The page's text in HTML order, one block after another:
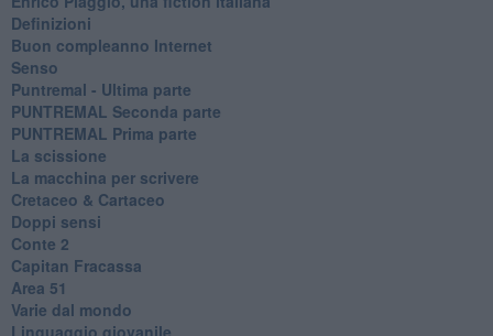
Definizioni
​Buon compleanno Internet
Senso
Puntremal - Ultima parte
PUNTREMAL Seconda parte
​PUNTREMAL Prima parte
La scissione
La macchina per scrivere
Cretaceo & Cartaceo
Doppi sensi
​Conte 2
​Capitan Fracassa
​Area 51
Varie dal mondo
​Linguaggio giovanile